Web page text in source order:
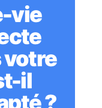
vie
votre
il
?